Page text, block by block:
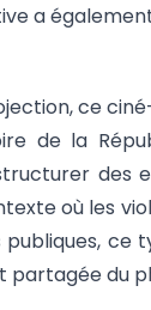
a
ce
de la
des
où les
ce
partagée du